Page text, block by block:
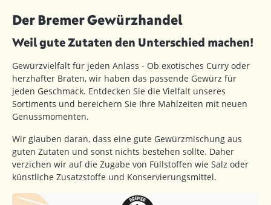
Der Bremer Gewürzhandel
Weil gute Zutaten den Unterschied machen!
Gewürzvielfalt für jeden Anlass - Ob exotisches Curry oder
herzhafter Braten, wir haben das passende Gewürz für
jeden Geschmack. Entdecken Sie die Vielfalt unseres
Sortiments und bereichern Sie Ihre Mahlzeiten mit neuen
Genussmomenten.
Wir glauben daran, dass eine gute Gewürzmischung aus
guten Zutaten und sonst nichts bestehen sollte. Daher
verzichen wir auf die Zugabe von Füllstoffen wie Salz oder
künstliche Zusatzstoffe und Konservierungsmittel.